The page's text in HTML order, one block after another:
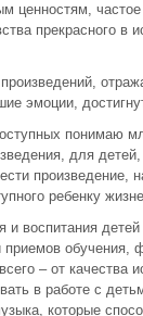
ценностям,
прекрасного в
эмоции,
понимаю
для
произведение,
ребенку
и воспитания
обучения,
– от качества
в работе с
которые